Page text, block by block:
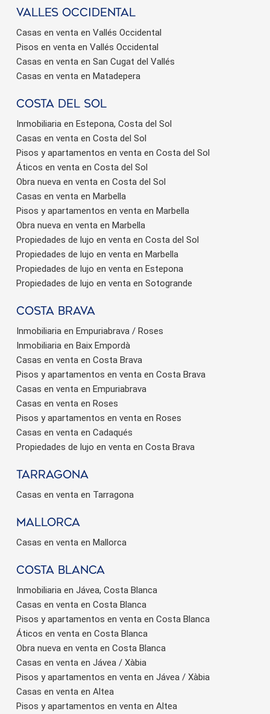
valles occidental
Casas en venta en Vallés Occidental
Pisos en venta en Vallés Occidental
Casas en venta en San Cugat del Vallés
Casas en venta en Matadepera
Costa del sol
Inmobiliaria en Estepona, Costa del Sol
Casas en venta en Costa del Sol
Pisos y apartamentos en venta en Costa del Sol
Áticos en venta en Costa del Sol
Obra nueva en venta en Costa del Sol
Casas en venta en Marbella
Pisos y apartamentos en venta en Marbella
Obra nueva en venta en Marbella
Propiedades de lujo en venta en Costa del Sol
Propiedades de lujo en venta en Marbella
Propiedades de lujo en venta en Estepona
Propiedades de lujo en venta en Sotogrande
Costa brava
Inmobiliaria en Empuriabrava / Roses
Inmobiliaria en Baix Empordà
Casas en venta en Costa Brava
Pisos y apartamentos en venta en Costa Brava
Casas en venta en Empuriabrava
Casas en venta en Roses
Pisos y apartamentos en venta en Roses
Casas en venta en Cadaqués
Propiedades de lujo en venta en Costa Brava
Tarragona
Casas en venta en Tarragona
Mallorca
Casas en venta en Mallorca
Costa Blanca
Inmobiliaria en Jávea, Costa Blanca
Casas en venta en Costa Blanca
Pisos y apartamentos en venta en Costa Blanca
Áticos en venta en Costa Blanca
Obra nueva en venta en Costa Blanca
Casas en venta en Jávea / Xàbia
Pisos y apartamentos en venta en Jávea / Xàbia
Casas en venta en Altea
Pisos y apartamentos en venta en Altea